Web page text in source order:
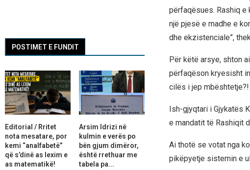
përfaqësues. Rashiq e
një pjesë e madhe e
dhe ekzistenciale”,
Për këtë arsye, shton
përfaqëson kryesisht
cilës i jep mbështetje?!
Ish-gjyqtari i Gjykatës
e mandatit të Rashiqit
Ai thotë se votat nga
pikëpyetje sistemin e
POSTIMET E FUNDIT
Editorial / Rritet
nota mesatare, por
kemi “analfabetë”
që s’dinë as lexim e
as matematikë!
Arsim Idrizi në
kulmin e verës po
bën gjum dimëror,
është rrethuar me
tabela pa...